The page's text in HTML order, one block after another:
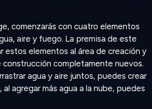
comenzarás con cuatro elementos
aire y fuego. La premisa de este
estos elementos al área de creación y
construcción completamente nuevos.
agua y aire juntos, puedes crear
al agregar más agua a la nube, puedes